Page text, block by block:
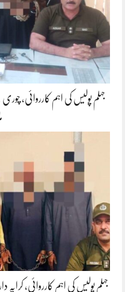
جہلم پولیس کی اہم کارروائی،
جہلم پولیس کی اہم کارروائی، کرایہ داری